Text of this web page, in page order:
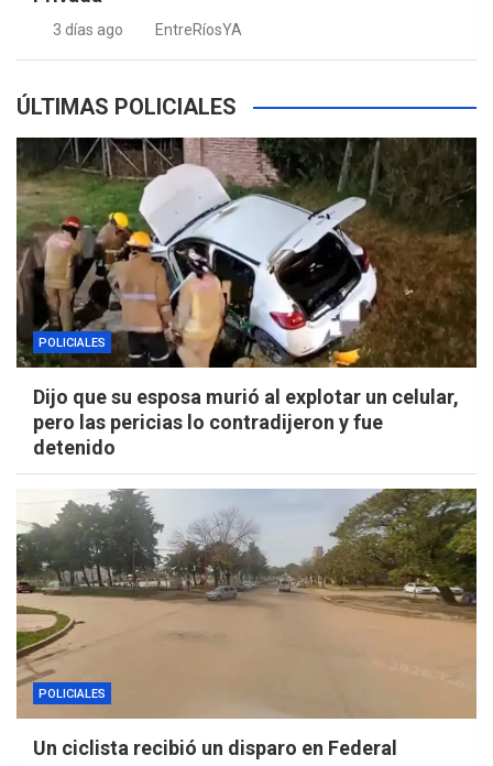
3 días ago EntreRíosYA
ÚLTIMAS POLICIALES
POLICIALES
Dijo que su esposa murió al explotar un celular,
pero las pericias lo contradijeron y fue
detenido
POLICIALES
Un ciclista recibió un disparo en Federal